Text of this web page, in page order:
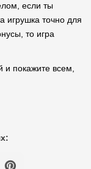
если ты
игрушка точно для
то игра
и покажите всем,